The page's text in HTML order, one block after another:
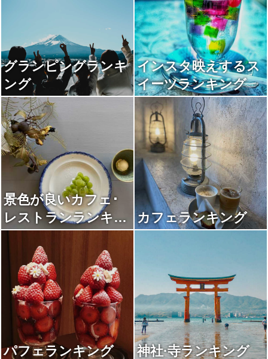
グランピングランキ
ング
インスタ映えするス
イーツランキング
景色が良いカフェ･
レストランランキン
グ
カフェランキング
パフェランキング 神社·寺ランキング